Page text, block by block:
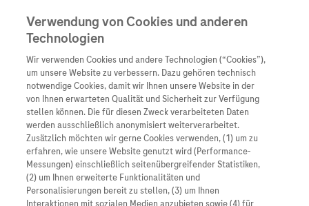
Unternehmen
Übersicht
Wer wir sind
Was uns antreibt
Innovation
Übersicht
Forschung
Übersicht
Unser Service für
Arzneimittel
Übersicht
Diagnostik
Verwendung von Cookies und anderen
Technologien
Wir verwenden Cookies und andere Technologien (“Cookies”),
um unsere Website zu verbessern. Dazu gehören technisch
notwendige Cookies, damit wir Ihnen unsere Website in der
von Ihnen erwarteten Qualität und Sicherheit zur Verfügung
stellen können. Die für diesen Zweck verarbeiteten Daten
werden ausschließlich anonymisiert weiterverarbeitet.
Zusätzlich möchten wir gerne Cookies verwenden, (1) um zu
erfahren, wie unsere Website genutzt wird (Performance-
Messungen) einschließlich seitenübergreifender Statistiken,
(2) um Ihnen erweiterte Funktionalitäten und
Personalisierungen bereit zu stellen, (3) um Ihnen